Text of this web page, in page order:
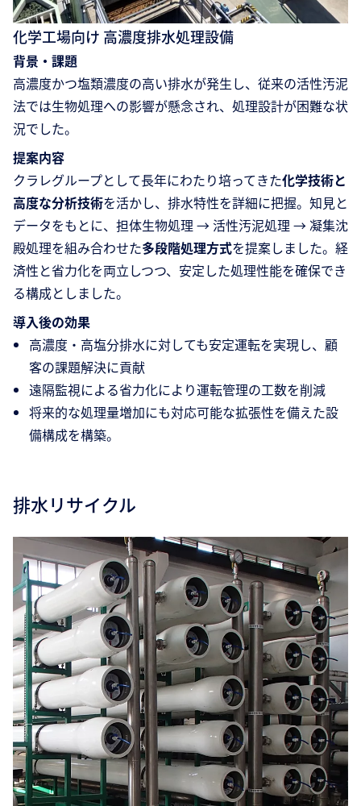
化学工場向け 高濃度排水処理設備
背景・課題
高濃度かつ塩類濃度の高い排水が発生し、従来の活性汚泥
法では生物処理への影響が懸念され、処理設計が困難な状
況でした。
提案内容
クラレグループとして長年にわたり培ってきた化学技術と
高度な分析技術を活かし、排水特性を詳細に把握。知見と
データをもとに、担体生物処理 → 活性汚泥処理 → 凝集沈
殿処理を組み合わせた多段階処理方式を提案しました。経
済性と省力化を両立しつつ、安定した処理性能を確保でき
る構成としました。
導入後の効果
高濃度・高塩分排水に対しても安定運転を実現し、顧
客の課題解決に貢献
遠隔監視による省力化により運転管理の工数を削減
将来的な処理量増加にも対応可能な拡張性を備えた設
備構成を構築。
排水リサイクル